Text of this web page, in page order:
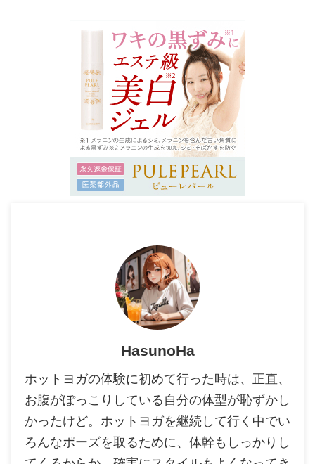
HasunoHa
ホットヨガの体験に初めて行った時は、正直、
お腹がぽっこりしている自分の体型が恥ずかし
かったけど。ホットヨガを継続して行く中でい
ろんなポーズを取るために、体幹もしっかりし